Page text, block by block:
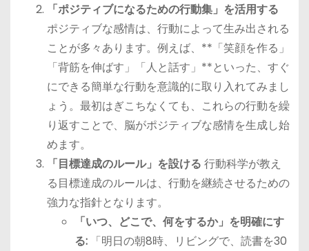
「ポジティブになるための行動集」を活用する
ポジティブな感情は、行動によって生み出される
ことが多々あります。例えば、**「笑顔を作る」
「背筋を伸ばす」「人と話す」**といった、すぐ
にできる簡単な行動を意識的に取り入れてみまし
ょう。最初はぎこちなくても、これらの行動を繰
り返すことで、脳がポジティブな感情を生成し始
めます。
「目標達成のルール」を設ける 行動科学が教え
る目標達成のルールは、行動を継続させるための
強力な指針となります。
「いつ、どこで、何をするか」を明確にす
る:「明日の朝8時、リビングで、読書を30